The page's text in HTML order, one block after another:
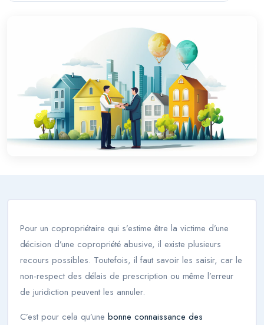
Pour un copropriétaire qui s’estime être la victime d’une
décision d’une copropriété abusive, il existe plusieurs
recours possibles. Toutefois, il faut savoir les saisir, car le
non-respect des délais de prescription ou même l’erreur
de juridiction peuvent les annuler.
C’est pour cela qu’une bonne connaissance des